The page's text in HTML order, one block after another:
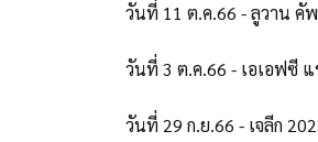
วันที่ 11 ต.ค.66 - ลูวาน คั
วันที่ 3 ต.ค.66 - เอเอฟซี
วันที่ 29 ก.ย.66 - เจลีก